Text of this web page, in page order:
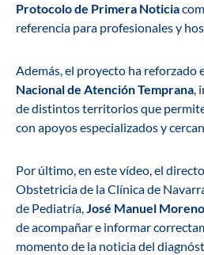
Protocolo de Primera Noticia
referencia para profesionales y
Además, el proyecto ha reforzado
Nacional de Atención Temprana,
de distintos territorios que
con apoyos especializados y
Por último, en este vídeo, el
Obstetricia de la Clínica de
de Pediatría,José Manuel Moreno
de acompañar e informar
momento de la noticia del